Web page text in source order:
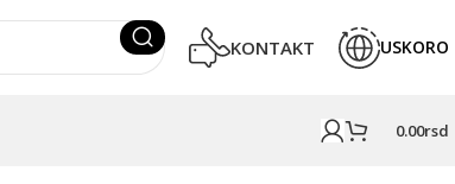
KONTAKT USKORO
0.00Rsd